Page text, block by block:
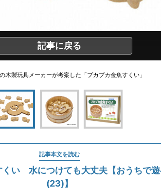
記事に戻る
木製玩具メーカーが考案した「プカプカ金魚すくい」
記事本文を読む
くい 水につけても大丈夫【おうちで
(23)】